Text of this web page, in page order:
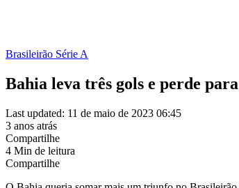
Brasileirão Série A
Bahia leva três gols e perde
Last updated: 11 de maio de 2023 06:45
3 anos atrás
Compartilhe
4 Min de leitura
Compartilhe